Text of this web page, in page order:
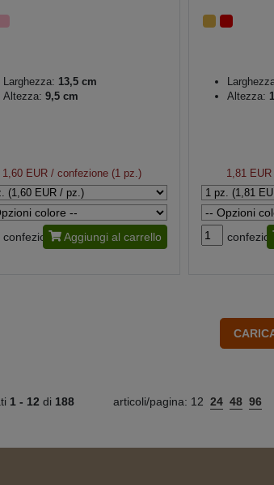
Larghezza: 13,5 cm
Altezza: 9,5 cm
1,60 EUR / confezione (1 pz.)
confezione Aggiungi al carrello
Altezza:
1,81 EUR
1 - 12 di 188 articoli/pagina: 12 24 48 96